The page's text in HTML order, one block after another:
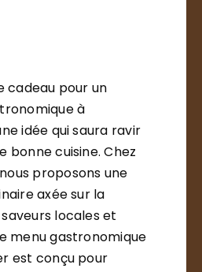
cadeau pour un
à
idée qui saura ravir
bonne cuisine. Chez
proposons une
axée sur la
locales et
menu gastronomique
est conçu pour